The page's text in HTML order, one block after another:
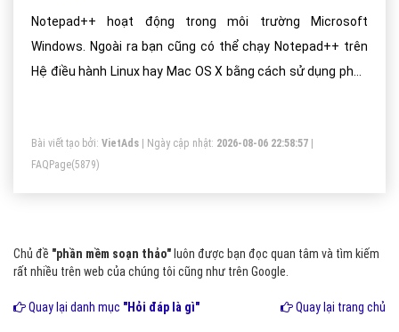
Notepad++ hoạt động trong môi trường Microsoft
Windows. Ngoài ra bạn cũng có thể chạy Notepad++ trên
Hệ điều hành Linux hay Mac OS X bằng cách sử dụng phần
Bài viết tạo bởi: VietAds | Ngày cập nhật: 2026-08-06 22:58:57
FAQPage(5879)
Chủ đề "phần mềm soạn thảo" luôn được bạn đọc quan tâm và tìm kiếm
rất nhiều trên web của chúng tôi cũng như trên Google.
Quay lại danh mục "Hỏi đáp là gì" Quay lại trang chủ